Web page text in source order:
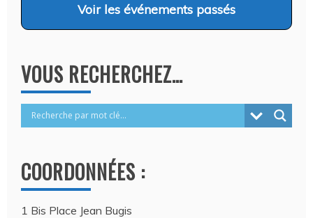
Voir les événements passés
VOUS RECHERCHEZ…
COORDONNÉES :
1 Bis Place Jean Bugis